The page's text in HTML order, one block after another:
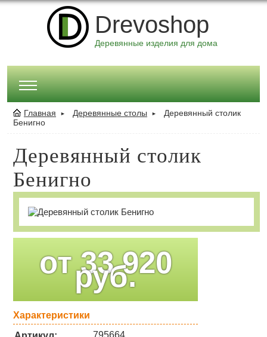
Drevoshop
Деревянные изделия для дома
Главная ► Деревянные столы ►
Деревянный столик
Бенигно
Деревянный столик
Бенигно
от33 920
руб.
Характеристики
795664